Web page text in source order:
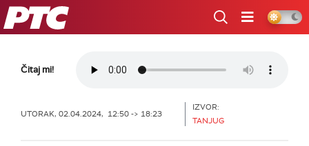
RTS
Čitaj mi!
UTORAK, 02.04.2024, 12:50 -> 18:23
IZVOR:
TANJUG